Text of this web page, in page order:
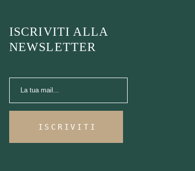
ISCRIVITI ALLA
NEWSLETTER
ISCRIVITI